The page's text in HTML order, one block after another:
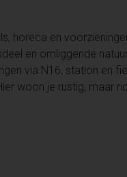
horeca en
en omliggende
via N16, station en
woon je rustig, maar